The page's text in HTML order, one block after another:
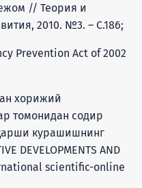
// Теория и
2010. №3. – С.186;
Prevention Act of 2002
хорижий
томонидан содир
курашишнинг
DEVELOPMENTS AND
scientific-online